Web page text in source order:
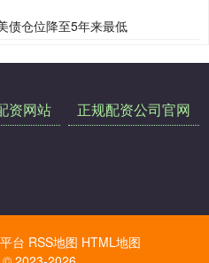
债仓位降至5年来最低
资网站 正规配资公司官网
台 RSS地图 HTML地图